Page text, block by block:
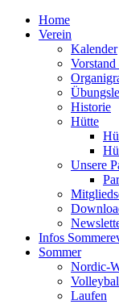
Home
Verein
Kalender
Historie
Hütte
Unsere
Infos
Sommer
Nordic-
Laufen